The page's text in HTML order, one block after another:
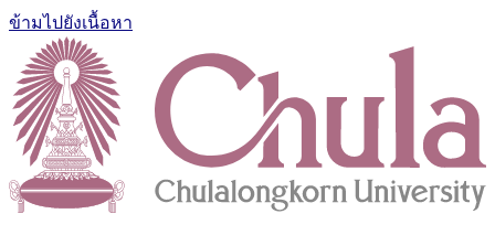
ข้ามไปยังเนื้อหา